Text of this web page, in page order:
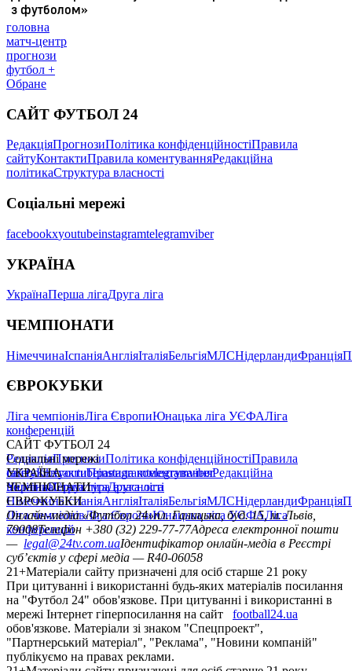
головна
матч-центр
прогнози
футбол +
Обране
САЙТ ФУТБОЛ 24
РедакціяПрогнозиПолітика конфіденційностіПравила
сайтуКонтактиПравила коментуванняРедакційна
політикаСтруктура власності
Соціальні мережі
facebookxyoutubeinstagramtelegramviber
УКРАЇНА
УкраїнаПерша лігаДруга ліга
ЧЕМПІОНАТИ
НімеччинаІспаніяАнгліяІталіяБельгіяМЛСНідерландиФранція
ЄВРОКУБКИ
Ліга чемпіонівЛіга ЄвропиЮнацька ліга УЄФАЛіга
конференцій
САЙТ ФУТБОЛ 24
РедакціяПрогнозиПолітика конфіденційностіПравила
сайтуКонтактиПравила коментуванняРедакційна
політикаСтруктура власності
Соціальні мережі
facebookxyoutubeinstagramtelegramviber
УКРАЇНА
УкраїнаПерша лігаДруга ліга
ЧЕМПІОНАТИ
НімеччинаІспаніяАнгліяІталіяБельгіяМЛСНідерландиФранція
ЄВРОКУБКИ
Ліга чемпіонівЛіга ЄвропиЮнацька ліга УЄФАЛіга
конференцій
Онлайн-медіа «Футбол 24»пл. Галицька, буд. 15, м. Львів,
79008Телефон +380 (32) 229-77-77Адреса електронної пошти
— legal@24tv.com.uaІдентифікатор онлайн-медіа в Реєстрі
суб’єктів у сфері медіа — R40-06058
21+Матеріали сайту призначені для осіб старше 21 року
При цитуванні і використанні будь-яких матеріалів посилання
на "Футбол 24" обов'язкове. При цитуванні і використанні в
мережі Інтернет гіперпосилання на сайт
football24.ua
обов'язкове. Матеріали зі знаком "Спецпроект",
"Партнерський матеріал", "Реклама", "Новини компаній"
публікуємо на правах реклами.